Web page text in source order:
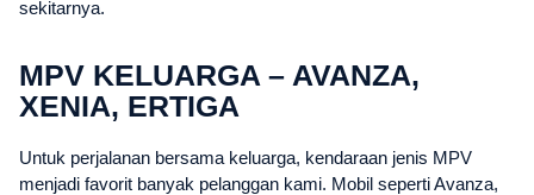
sekitarnya.
MPV KELUARGA – AVANZA,
XENIA, ERTIGA
Untuk perjalanan bersama keluarga, kendaraan jenis MPV
menjadi favorit banyak pelanggan kami. Mobil seperti Avanza,